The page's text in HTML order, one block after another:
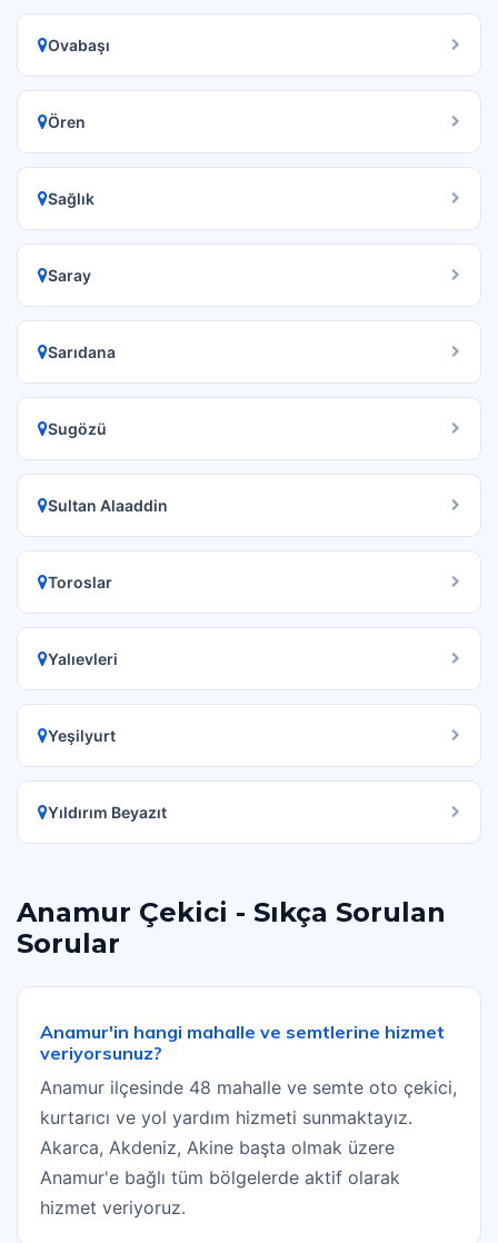
Ovabaşı
Ören
Sağlık
Saray
Sarıdana
Sugözü
Sultan Alaaddin
Toroslar
Yalıevleri
Yeşilyurt
Yıldırım Beyazıt
Anamur Çekici - Sıkça Sorulan
Sorular
Anamur'in hangi mahalle ve semtlerine hizmet
veriyorsunuz?
Anamur ilçesinde 48 mahalle ve semte oto çekici,
kurtarıcı ve yol yardım hizmeti sunmaktayız.
Akarca, Akdeniz, Akine başta olmak üzere
Anamur'e bağlı tüm bölgelerde aktif olarak
hizmet veriyoruz.